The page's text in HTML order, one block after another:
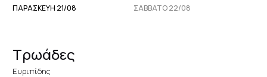
ΠΑΡΑΣΚΕΥΉ 21/08 ΣΆΒΒΑΤΟ 22/08
Τρωάδες
Ευριπίδης